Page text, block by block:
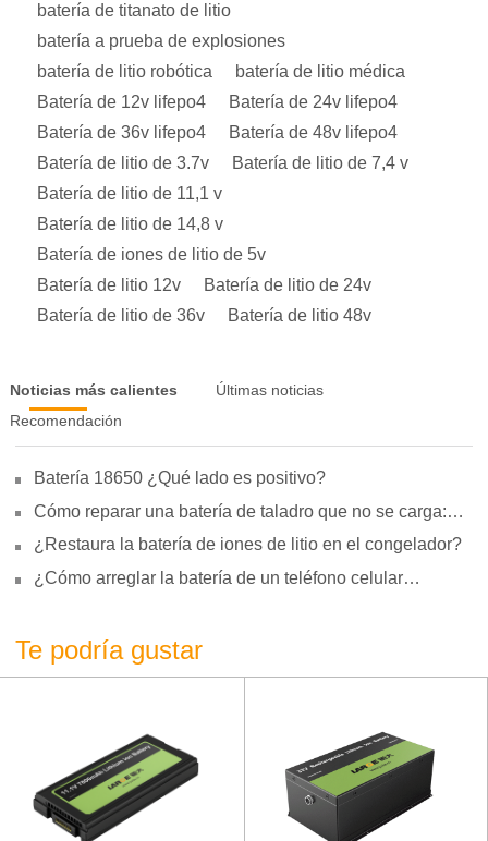
batería de titanato de litio
batería a prueba de explosiones
batería de litio robótica
batería de litio médica
Batería de 12v lifepo4
Batería de 24v lifepo4
Batería de 36v lifepo4
Batería de 48v lifepo4
Batería de litio de 3.7v
Batería de litio de 7,4 v
Batería de litio de 11,1 v
Batería de litio de 14,8 v
Batería de iones de litio de 5v
Batería de litio 12v
Batería de litio de 24v
Batería de litio de 36v
Batería de litio 48v
Noticias más calientes
Últimas noticias
Recomendación
Batería 18650 ¿Qué lado es positivo?
Cómo reparar una batería de taladro que no se carga:
¿Restaura la batería de iones de litio en el congelador?
¿Cómo arreglar la batería de un teléfono celular
Te podría gustar